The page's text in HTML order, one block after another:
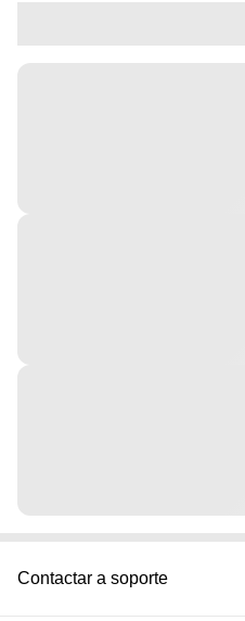
Contactar a soporte